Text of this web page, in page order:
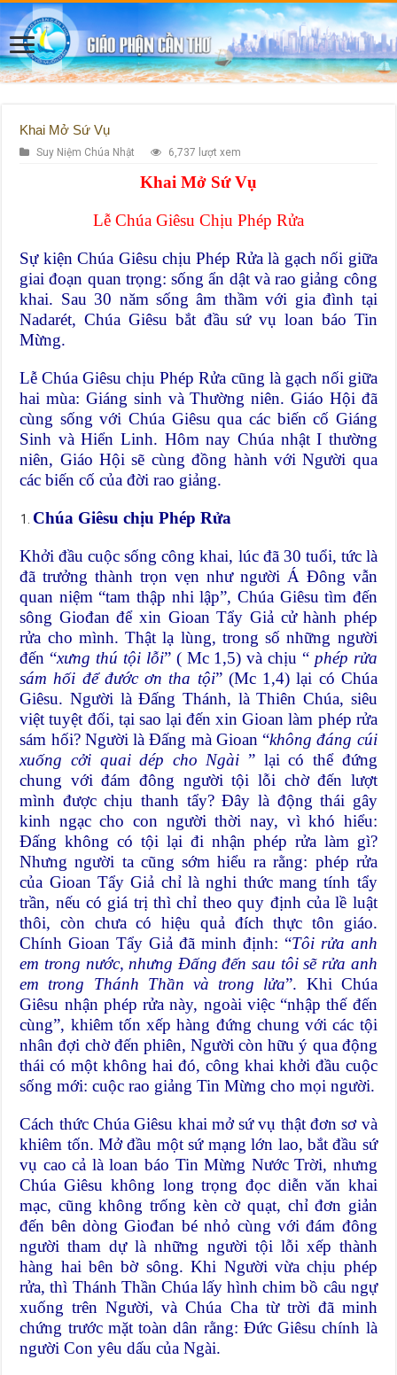
Khai Mở Sứ Vụ
Suy Niệm Chúa Nhật 6,737 lượt xem
Khai Mở Sứ Vụ
Lễ Chúa Giêsu Chịu Phép Rửa
Sự kiện Chúa Giêsu chịu Phép Rửa là gạch nối giữa
giai đoạn quan trọng: sống ẩn dật và rao giảng công
khai. Sau 30 năm sống âm thầm với gia đình tại
Nadarét, Chúa Giêsu bắt đầu sứ vụ loan báo Tin
Mừng.
Lễ Chúa Giêsu chịu Phép Rửa cũng là gạch nối giữa
hai mùa: Giáng sinh và Thường niên. Giáo Hội đã
cùng sống với Chúa Giêsu qua các biến cố Giáng
Sinh và Hiển Linh. Hôm nay Chúa nhật I thường
niên, Giáo Hội sẽ cùng đồng hành với Người qua
các biến cố của đời rao giảng.
Chúa Giêsu chịu Phép Rửa
Khởi đầu cuộc sống công khai, lúc đã 30 tuổi, tức là
đã trưởng thành trọn vẹn như người Á Đông vẫn
quan niệm “tam thập nhi lập”, Chúa Giêsu tìm đến
sông Giođan để xin Gioan Tẩy Giả cử hành phép
rửa cho mình. Thật lạ lùng, trong số những người
đến “xưng thú tội lỗi” ( Mc 1,5) và chịu “ phép rửa
sám hối để đước ơn tha tội” (Mc 1,4) lại có Chúa
Giêsu. Người là Đấng Thánh, là Thiên Chúa, siêu
việt tuyệt đối, tại sao lại đến xin Gioan làm phép rửa
sám hối? Người là Đấng mà Gioan “không đáng cúi
xuống cởi quai dép cho Ngài” lại có thể đứng
chung với đám đông người tội lỗi chờ đến lượt
mình được chịu thanh tẩy? Đây là động thái gây
kinh ngạc cho con người thời nay, vì khó hiểu:
Đấng không có tội lại đi nhận phép rửa làm gì?
Nhưng người ta cũng sớm hiểu ra rằng: phép rửa
của Gioan Tẩy Giả chỉ là nghi thức mang tính tẩy
trần, nếu có giá trị thì chỉ theo quy định của lề luật
thôi, còn chưa có hiệu quả đích thực tôn giáo.
Chính Gioan Tẩy Giả đã minh định: “Tôi rửa anh
em trong nước, nhưng Đấng đến sau tôi sẽ rửa anh
em trong Thánh Thần và trong lửa”. Khi Chúa
Giêsu nhận phép rửa này, ngoài việc “nhập thế đến
cùng”, khiêm tốn xếp hàng đứng chung với các tội
nhân đợi chờ đến phiên, Người còn hữu ý qua động
thái có một không hai đó, công khai khởi đầu cuộc
sống mới: cuộc rao giảng Tin Mừng cho mọi người.
Cách thức Chúa Giêsu khai mở sứ vụ thật đơn sơ và
khiêm tốn. Mở đầu một sứ mạng lớn lao, bắt đầu sứ
vụ cao cả là loan báo Tin Mừng Nước Trời, nhưng
Chúa Giêsu không long trọng đọc diễn văn khai
mạc, cũng không trống kèn cờ quạt, chỉ đơn giản
đến bên dòng Giođan bé nhỏ cùng với đám đông
người tham dự là những người tội lỗi xếp thành
hàng hai bên bờ sông. Khi Người vừa chịu phép
rửa, thì Thánh Thần Chúa lấy hình chim bồ câu ngự
xuống trên Người, và Chúa Cha từ trời đã minh
chứng trước mặt toàn dân rằng: Đức Giêsu chính là
người Con yêu dấu của Ngài.